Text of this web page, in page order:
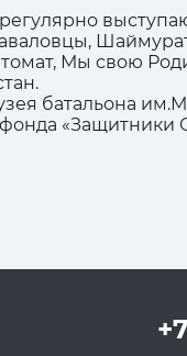
Мы свою
батальона
«Защитники